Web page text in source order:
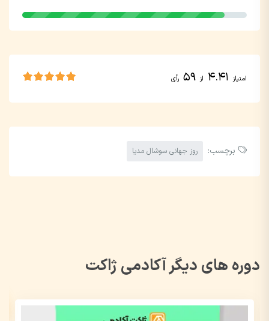
امتیاز 4.41 از 59 رأی
برچسب: روز جهانی سوشال مدیا
دوره های دیگر آکادمی ژاکت